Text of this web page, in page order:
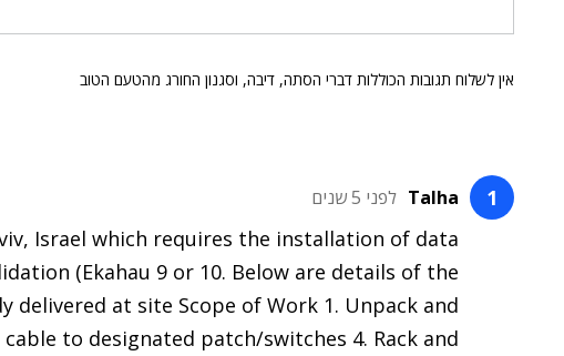
אין לשלוח תגובות הכוללות דברי הסתה, דיבה, וסגנון החורג מהטעם הטוב
Talha לפני 5 שנים
Israel which requires the installation of data
(Ekahau 9 or 10. Below are details of the
delivered at site Scope of Work 1. Unpack and
cable to designated patch/switches 4. Rack and